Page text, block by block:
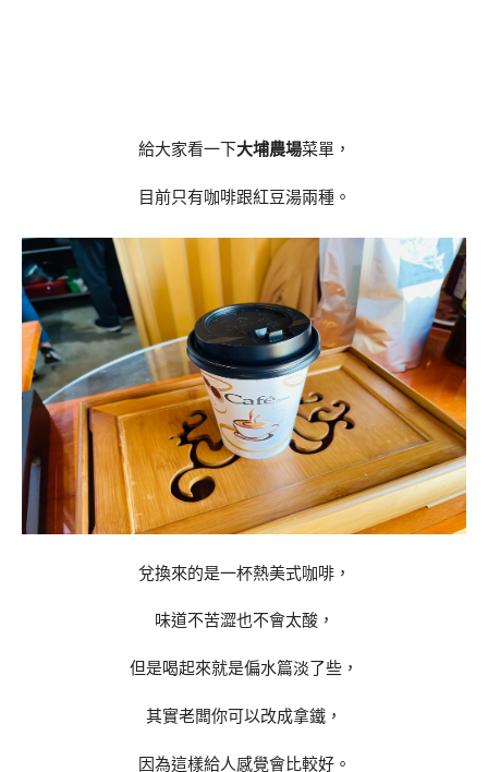
給大家看一下大埔農場菜單，
目前只有咖啡跟紅豆湯兩種。
兌換來的是一杯熱美式咖啡，
味道不苦澀也不會太酸，
但是喝起來就是偏水篇淡了些，
其實老闆你可以改成拿鐵，
因為這樣給人感覺會比較好。